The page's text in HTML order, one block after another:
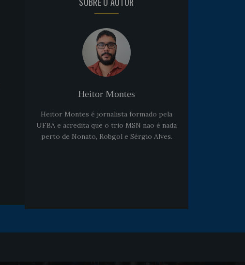
Noticiashá 5 anos
fica em observação após
sofrer um corte no rosto
Heitor Montes
Heitor Montes é jornalista formado pela
UFBA e acredita que o trio MSN não é nada
perto de Nonato, Robgol e Sérgio Alves.